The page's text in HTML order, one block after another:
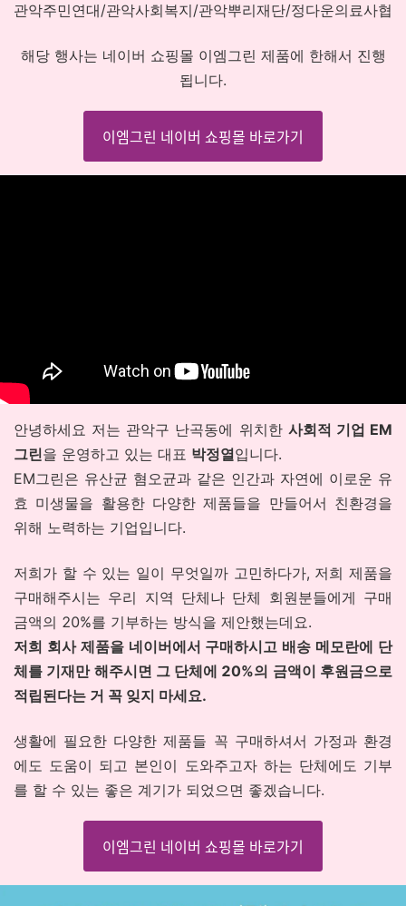
관악주민연대/관악사회복지/관악뿌리재단/정다운의료사협
해당 행사는 네이버 쇼핑몰 이엠그린 제품에 한해서 진행
됩니다.
이엠그린 네이버 쇼핑몰 바로가기
안녕하세요 저는 관악구 난곡동에 위치한 사회적 기업 EM
그린을 운영하고 있는 대표 박정열입니다.
EM그린은 유산균 혐오균과 같은 인간과 자연에 이로운 유
효 미생물을 활용한 다양한 제품들을 만들어서 친환경을
위해 노력하는 기업입니다.
저희가 할 수 있는 일이 무엇일까 고민하다가, 저희 제품을
구매해주시는 우리 지역 단체나 단체 회원분들에게 구매
금액의 20%를 기부하는 방식을 제안했는데요.
저희 회사 제품을 네이버에서 구매하시고 배송 메모란에 단
체를 기재만 해주시면 그 단체에 20%의 금액이 후원금으로
적립된다는 거 꼭 잊지 마세요.
생활에 필요한 다양한 제품들 꼭 구매하셔서 가정과 환경
에도 도움이 되고 본인이 도와주고자 하는 단체에도 기부
를 할 수 있는 좋은 계기가 되었으면 좋겠습니다.
이엠그린 네이버 쇼핑몰 바로가기